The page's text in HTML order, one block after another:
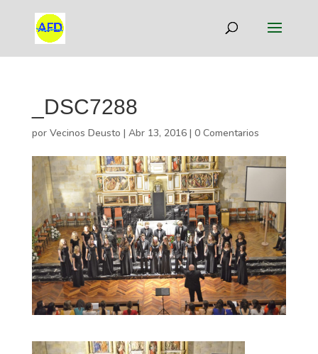
_DSC7288
por Vecinos Deusto | Abr 13, 2016| 0 Comentarios